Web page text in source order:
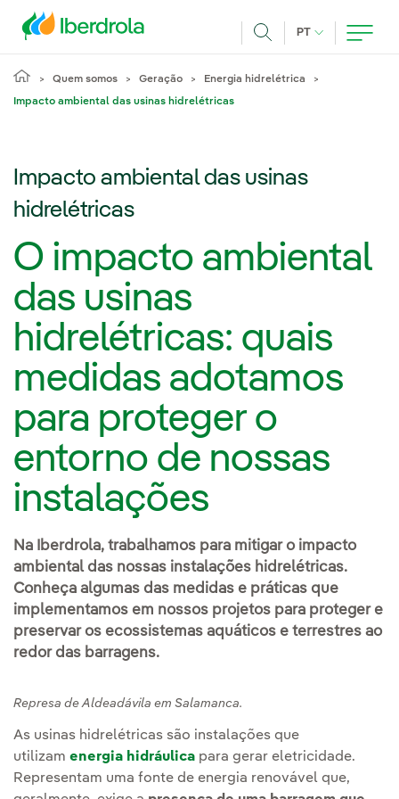
PT IDIOMA ATUAL,
Quem somos Geração Energia hidrelétrica
Impacto ambiental das usinas hidrelétricas
Impacto ambiental das usinas
hidrelétricas
O impacto ambiental
das usinas
hidrelétricas: quais
medidas adotamos
para proteger o
entorno de nossas
instalações
Na Iberdrola, trabalhamos para mitigar o impacto
ambiental das nossas instalações hidrelétricas.
Conheça algumas das medidas e práticas que
implementamos em nossos projetos para proteger e
preservar os ecossistemas aquáticos e terrestres ao
redor das barragens.
Represa de Aldeadávila em Salamanca.
As usinas hidrelétricas são instalações que
utilizam energia hidráulica para gerar eletricidade.
Representam uma fonte de energia renovável que,